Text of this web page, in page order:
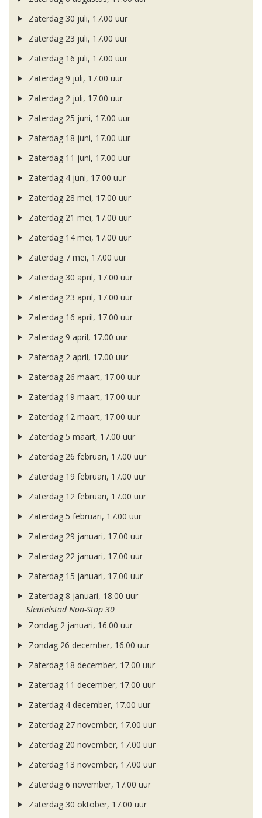
Zaterdag 30 juli, 17.00 uur
Zaterdag 23 juli, 17.00 uur
Zaterdag 16 juli, 17.00 uur
Zaterdag 9 juli, 17.00 uur
Zaterdag 2 juli, 17.00 uur
Zaterdag 25 juni, 17.00 uur
Zaterdag 18 juni, 17.00 uur
Zaterdag 11 juni, 17.00 uur
Zaterdag 4 juni, 17.00 uur
Zaterdag 28 mei, 17.00 uur
Zaterdag 21 mei, 17.00 uur
Zaterdag 14 mei, 17.00 uur
Zaterdag 7 mei, 17.00 uur
Zaterdag 30 april, 17.00 uur
Zaterdag 23 april, 17.00 uur
Zaterdag 16 april, 17.00 uur
Zaterdag 9 april, 17.00 uur
Zaterdag 2 april, 17.00 uur
Zaterdag 26 maart, 17.00 uur
Zaterdag 19 maart, 17.00 uur
Zaterdag 12 maart, 17.00 uur
Zaterdag 5 maart, 17.00 uur
Zaterdag 26 februari, 17.00 uur
Zaterdag 19 februari, 17.00 uur
Zaterdag 12 februari, 17.00 uur
Zaterdag 5 februari, 17.00 uur
Zaterdag 29 januari, 17.00 uur
Zaterdag 22 januari, 17.00 uur
Zaterdag 15 januari, 17.00 uur
Zaterdag 8 januari, 18.00 uur
Sleutelstad Non-Stop 30
Zondag 2 januari, 16.00 uur
Zondag 26 december, 16.00 uur
Zaterdag 18 december, 17.00 uur
Zaterdag 11 december, 17.00 uur
Zaterdag 4 december, 17.00 uur
Zaterdag 27 november, 17.00 uur
Zaterdag 20 november, 17.00 uur
Zaterdag 13 november, 17.00 uur
Zaterdag 6 november, 17.00 uur
Zaterdag 30 oktober, 17.00 uur